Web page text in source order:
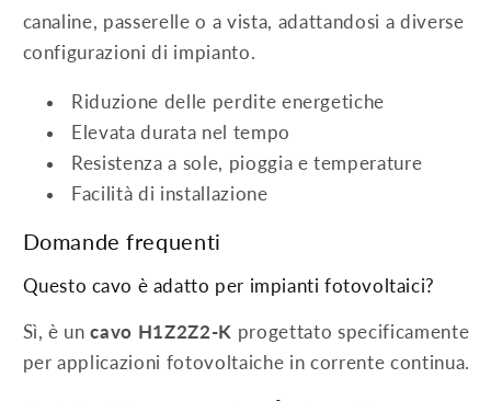
canaline, passerelle o a vista, adattandosi a diverse
configurazioni di impianto.
Riduzione delle perdite energetiche
Elevata durata nel tempo
Resistenza a sole, pioggia e temperature
Facilità di installazione
Domande frequenti
Questo cavo è adatto per impianti fotovoltaici?
Sì, è uncavo H1Z2Z2-K progettato specificamente
per applicazioni fotovoltaiche in corrente continua.